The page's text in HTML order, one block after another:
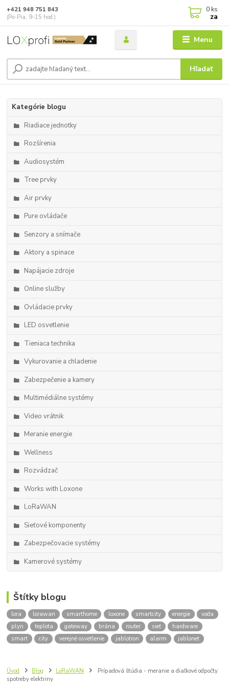
Menu
Hľadať
+421 948 751 843
(Po-Pia, 9-15 hod.)
0 ks
za
Kategórie blogu
Riadiace jednotky
Rozšírenia
Audiosystém
Tree prvky
Air prvky
Pure ovládače
Senzory a snímače
Aktory a spinace
Napájacie zdroje
Online služby
Ovládacie prvky
LED osvetlenie
Tieniaca technika
Vykurovanie a chladenie
Zabezpečenie a kamery
Multimédiálne systémy
Video vrátnik
Meranie energie
Wellness
Rozvádzač
Works with Loxone
LoRaWAN
Sieťové komponenty
Zabezpečovacie systémy
Kamerové systémy
Štítky blogu
lora lorawan smarthome loxone smartcity energie
voda
plyn
teplota gateway brána router sieť
hardware
smart
city verejné osvetlenie jablotron alarm jablonet
Úvod Blog LoRaWAN
Prípadová štúdia - meranie a diaľkové odpočty
spotreby elektriny